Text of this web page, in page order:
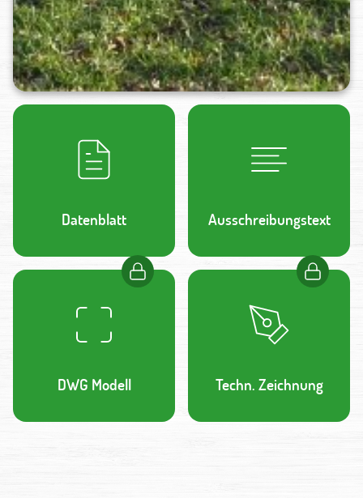
Datenblatt Ausschreibungstext
DWG Modell Techn. Zeichnung